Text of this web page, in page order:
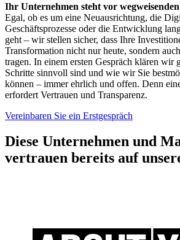
Ihr Unternehmen steht vor
Egal, ob es um eine Neuausrichtung, die
Geschäftsprozesse oder die Entwicklung
geht – wir stellen sicher, dass Ihre
Transformation nicht nur heute, sondern
tragen. In einem ersten Gespräch klären wir
Schritte sinnvoll sind und wie wir Sie
können – immer ehrlich und offen. Denn
erfordert Vertrauen und Transparenz.
Vereinbaren Sie ein Erstgespräch
Diese Unternehmen und
vertrauen bereits auf